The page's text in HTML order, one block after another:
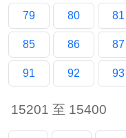
79 80 81
85 86 87
91 92 93
15201 至 15400